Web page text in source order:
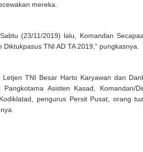
mereka.
(23/11/2019) lalu, Komandan
Diktukpasus TNI AD TA 2019,” pungkasnya.
Letjen TNI Besar Harto Karyawan dan
Asisten Kasad, Komandan/
pengurus Persit Pusat, orang